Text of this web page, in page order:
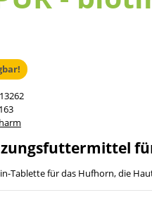
13262
Tablette für das Hufhorn, die